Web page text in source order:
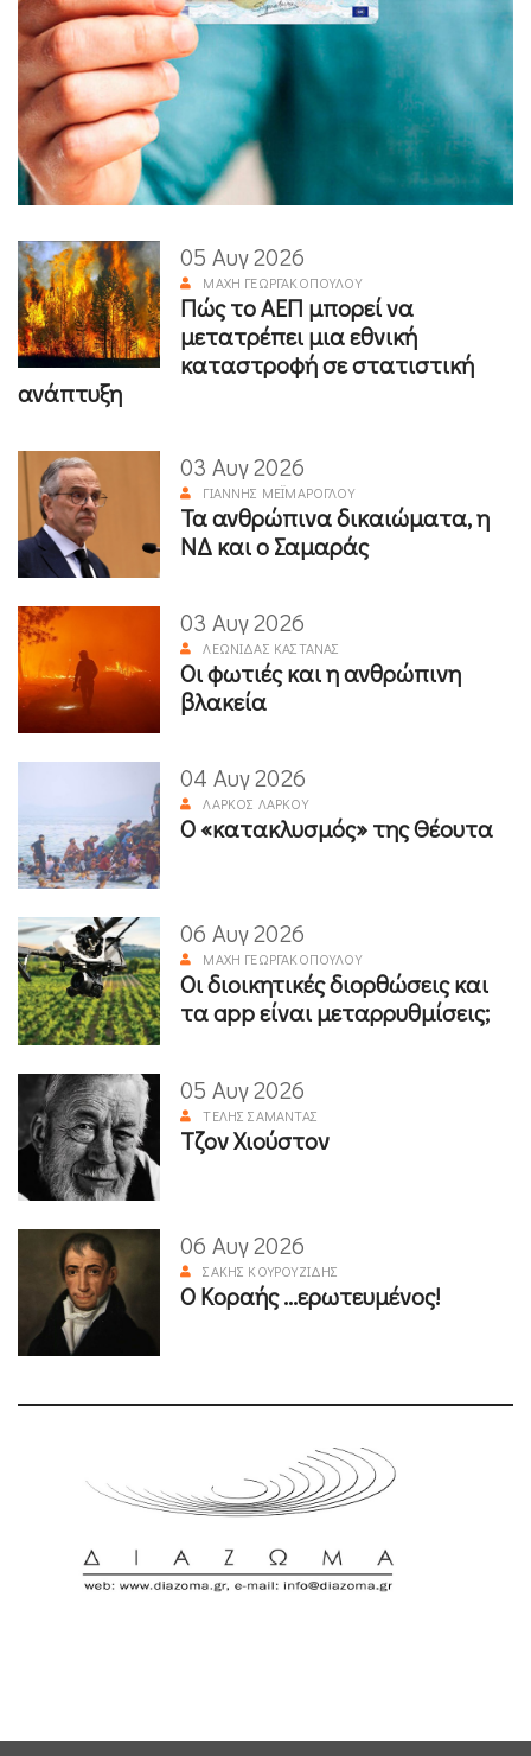
05 Αυγ 2026
ΜΆΧΗ ΓΕΩΡΓΑΚΟΠΟΎΛΟΥ
Πώς το ΑΕΠ μπορεί να
μετατρέπει μια εθνική
καταστροφή σε στατιστική
ανάπτυξη
03 Αυγ 2026
ΓΙΆΝΝΗΣ ΜΕΪΜΆΡΟΓΛΟΥ
Τα ανθρώπινα δικαιώματα, η
ΝΔ και ο Σαμαράς
03 Αυγ 2026
ΛΕΩΝΊΔΑΣ ΚΑΣΤΑΝΆΣ
Οι φωτιές και η ανθρώπινη
βλακεία
04 Αυγ 2026
ΛΆΡΚΟΣ ΛΆΡΚΟΥ
Ο «κατακλυσμός» της Θέουτα
06 Αυγ 2026
ΜΆΧΗ ΓΕΩΡΓΑΚΟΠΟΎΛΟΥ
Οι διοικητικές διορθώσεις και
τα app είναι μεταρρυθμίσεις;
05 Αυγ 2026
ΤΈΛΗΣ ΣΑΜΑΝΤΆΣ
Τζον Χιούστον
06 Αυγ 2026
ΣΆΚΗΣ ΚΟΥΡΟΥΖΊΔΗΣ
Ο Κοραής ...ερωτευμένος!